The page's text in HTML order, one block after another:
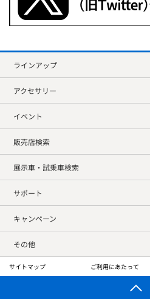
ラインアップ
アクセサリー
イベント
販売店検索
展示車・試乗車検索
サポート
キャンペーン
その他
サイトマップ ご利用にあたって